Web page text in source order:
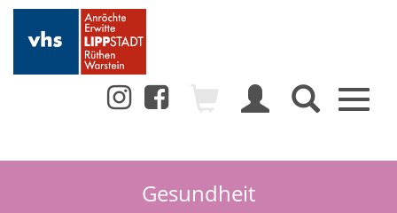
Toggle
Gesundheit